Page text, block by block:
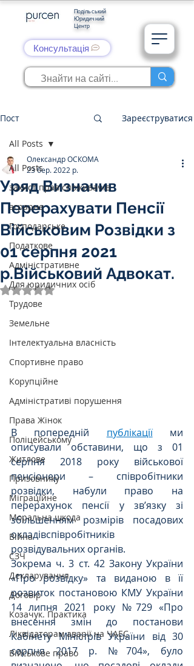
Подільський
Юридичний
Центр
Консультація
Пост Зареєструватися
All Posts
захист прав споживачів
аграрне
Господарське
Податкове
Адміністративне
Для юридичних осіб
Трудове
Земельне
Інтелектуальна власність
Спортивне право
Корупційне
Адміністративі порушення
Права Жінок
Поліцейському
Житлове
Призовнику
Міграційне
Моральна шкода
Війна
СЗЧ
Декларування
Договір
Козачук. Практика
Ліквідаторам аварії на ЧАЕС
Військове право
All Posts
Уряд Визначив
Перерахувати Пенсії
Військовим Розвідки з
01 серпня 2021
р.Військовий Адвокат.
Олександр ОСКОМА
23 бер. 2022 р.
Оцінка: NaN з 5 зірок.
В попередній публікації ми
описували обставини, що з 01
серпня 2018 року військової
пенсіонери – співробітники
розвідки, набули право на
перерахунок пенсії у зв’язку зі
збільшенням розмірів посадових
окладівспівробітників
розвідувальних органів.
Зокрема ч. 3 ст. 42 Закону України
«Про розвідку» та виданою в її
розвиток постановою КМУ України
14 липня 2021 року №729 «Про
внесення змін до постанови
Кабінету Міністрів України від 30
серпня 2017 р. №704», було